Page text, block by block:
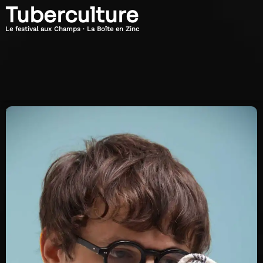
Tuberculture
Le festival aux Champs · La Boîte en Zinc
Vendredi
Juillet
2025
20h30
Claude
Claude.